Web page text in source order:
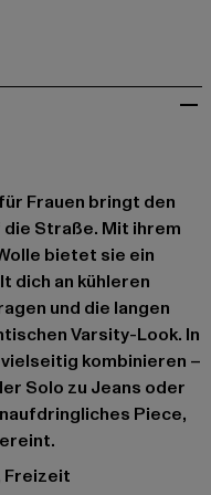
Frauen bringt den
Straße. Mit ihrem
bietet sie ein
dich an kühleren
und die langen
Varsity-Look. In
kombinieren –
Solo zu Jeans oder
Piece,
Freizeit